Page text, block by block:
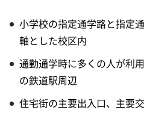
小学校の指定通学路と指定
軸とした校区内
通勤通学時に多くの人が利
の鉄道駅周辺
住宅街の主要出入口、主要